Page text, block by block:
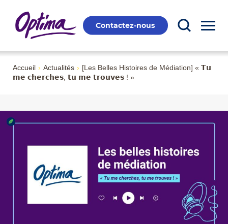
Contactez-nous
Accueil › Actualités › [Les Belles Histoires de Médiation] « 𝗧𝘂
𝗺𝗲 𝗰𝗵𝗲𝗿𝗰𝗵𝗲𝘀, 𝘁𝘂 𝗺𝗲 𝘁𝗿𝗼𝘂𝘃𝗲𝘀 ! »